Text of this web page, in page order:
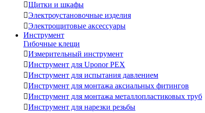
Щитки и шкафы
Электроустановочные изделия
Электрощитовые аксессуары
Инструмент
Гибочные клещи
Измерительный инструмент
Инструмент для Uponor PEX
Инструмент для испытания давлением
Инструмент для монтажа аксиальных фитингов
Инструмент для монтажа металлопластиковых труб
Инструмент для нарезки резьбы